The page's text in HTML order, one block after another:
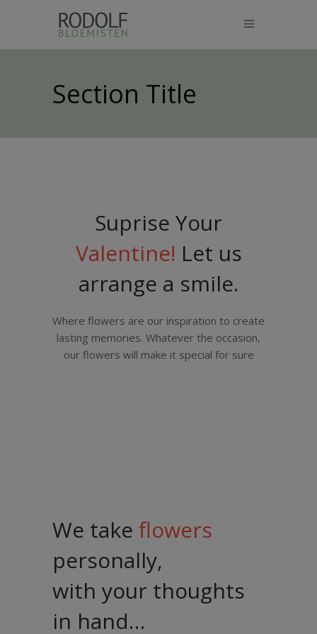
Section Title
Suprise Your
Valentine! Let us
arrange a smile.
Where flowers are our inspiration to create
lasting memories. Whatever the occasion,
our flowers will make it special for sure
We take flowers
personally,
with your thoughts
in hand…